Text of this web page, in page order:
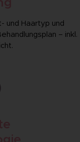
und Haartyp und
– inkl.